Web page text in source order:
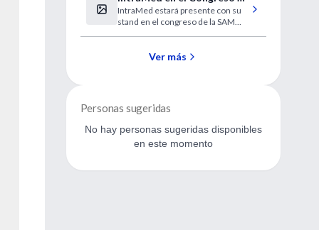
la SAM
IntraMed estará presente con su
stand en el congreso de la SAM
Ver más
Personas sugeridas
No hay personas sugeridas disponibles
en este momento